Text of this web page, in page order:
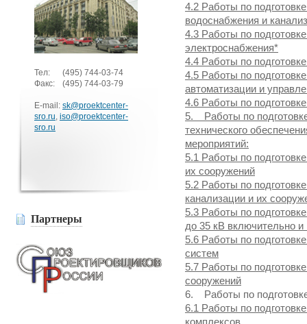
Тел: (495) 744-03-74
Факс:
(495) 744-03-79
E-mail: sk@proektcenter-
sro.ru, iso@proektcenter-
sro.ru
Партнеры
4.2 Работы по
водоснабжения и
4.3 Работы по
электроснабжения*
4.4 Работы по
4.5 Работы по
автоматизации и
4.6 Работы по
5. Работы по
технического
мероприятий:
5.1 Работы по
их сооружений
5.2 Работы по
канализации и их
5.3 Работы по
до 35 кВ включительно и
5.6 Работы по
систем
5.7 Работы по
сооружений
6. Работы по
6.1 Работы по
комплексов